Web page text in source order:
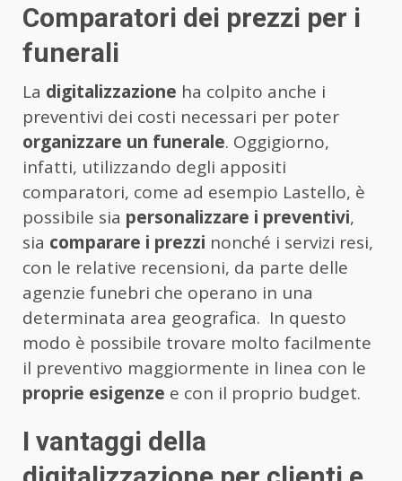
Comparatori dei prezzi per i
funerali
La digitalizzazione ha colpito anche i
preventivi dei costi necessari per poter
organizzare un funerale. Oggigiorno,
infatti, utilizzando degli appositi
comparatori, come ad esempio Lastello, è
possibile sia personalizzare i preventivi,
sia comparare i prezzi nonché i servizi resi,
con le relative recensioni, da parte delle
agenzie funebri che operano in una
determinata area geografica. In questo
modo è possibile trovare molto facilmente
il preventivo maggiormente in linea con le
proprie esigenze e con il proprio budget.
I vantaggi della